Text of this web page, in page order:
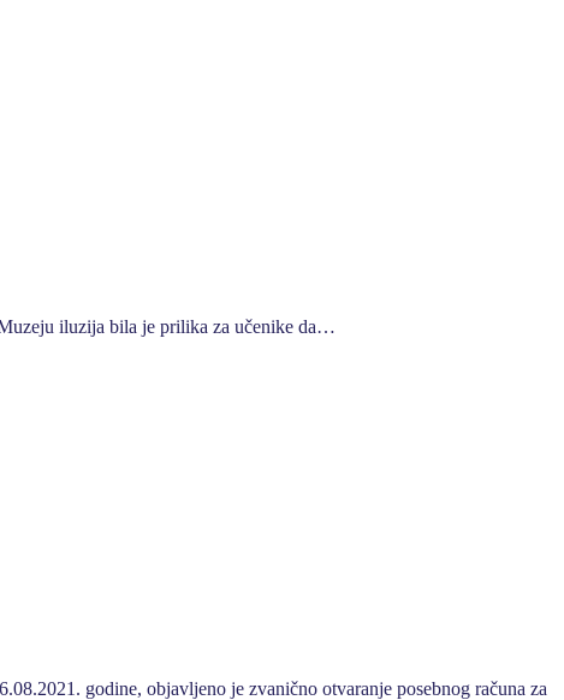
iluzija bila je prilika za učenike da…
godine, objavljeno je zvanično otvaranje posebnog računa za